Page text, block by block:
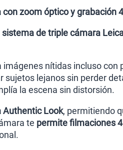
zoom óptico y grabación
sistema de triple cámara
imágenes nítidas incluso con
sujetos lejanos sin perder
la escena sin distorsión.
Authentic Look, permitiendo
te permite filmaciones